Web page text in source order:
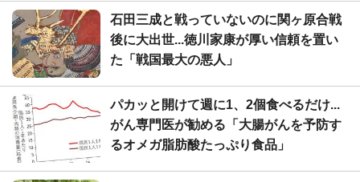
石田三成と戦っていないのに関ヶ原合戦
後に大出世...徳川家康が厚い信頼を置い
た「戦国最大の悪人」
パカッと開けて週に1、2個食べるだけ...
がん専門医が勧める「大腸がんを予防す
るオメガ脂肪酸たっぷり食品」